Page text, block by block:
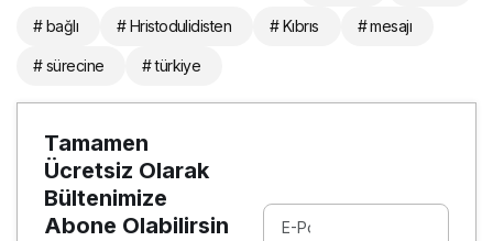
# bağlı # Hristodulidisten # Kıbrıs # mesajı
# sürecine # türkiye
Tamamen
Ücretsiz Olarak
Bültenimize
Abone Olabilirsin